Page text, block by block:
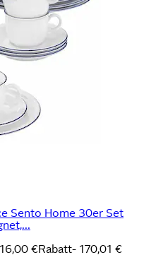
Sento Home 30er Set
€Rabatt- 170,01 €